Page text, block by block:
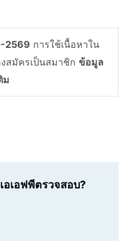
2569 การใช้เนื้อหาใน
สมัครเป็นสมาชิก ข้อมูล
ม
เอฟพีตรวจสอบ?